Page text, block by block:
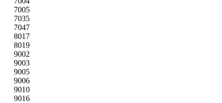
7005
7035
7047
8017
8019
9002
9003
9005
9006
9010
9016